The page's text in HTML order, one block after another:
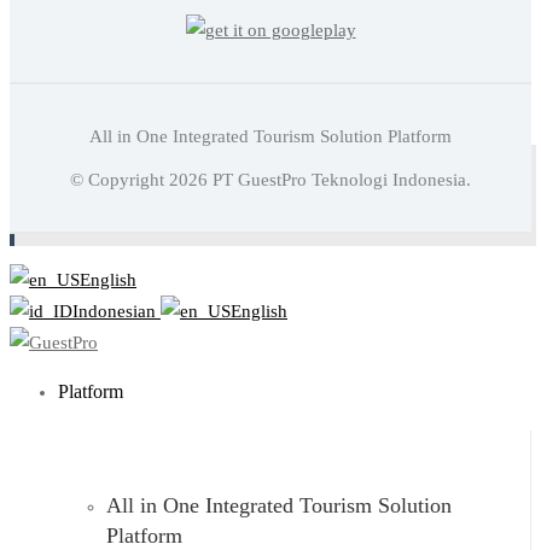
All in One Integrated Tourism Solution Platform
© Copyright 2026 PT GuestPro Teknologi Indonesia.
Baca juga: 7 Fasilitas Yang Dapat Mengenakan Extra
English
Indonesian
English
Platform
All in One Integrated Tourism Solution
Platform